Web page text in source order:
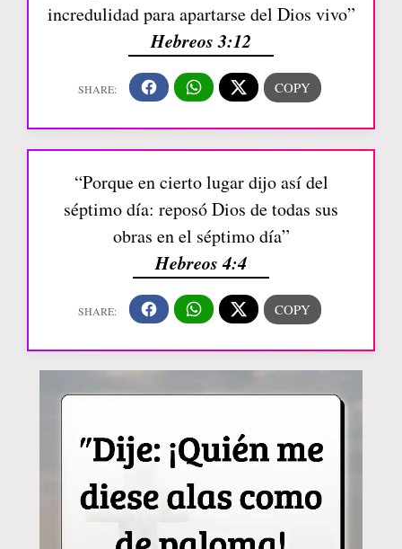
incredulidad para apartarse del Dios vivo”
Hebreos 3:12
“Porque en cierto lugar dijo así del
séptimo día: reposó Dios de todas sus
obras en el séptimo día”
Hebreos 4:4